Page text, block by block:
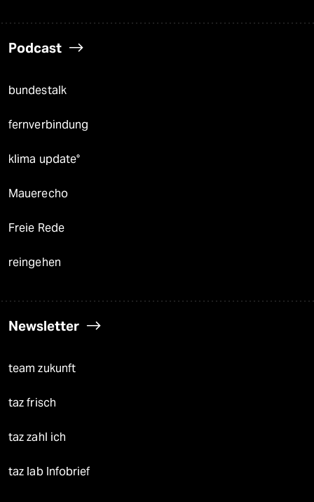
Podcast
bundestalk
fernverbindung
klima update°
Mauerecho
Freie Rede
reingehen
Newsletter
team zukunft
taz frisch
taz zahl ich
taz lab Infobrief